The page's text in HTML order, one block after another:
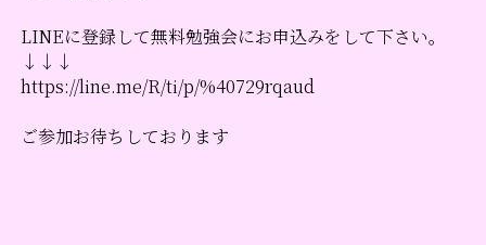
LINEに登録して無料勉強会にお申込みをして下さい。
↓↓↓
https://line.me/R/ti/p/%40729rqaud
ご参加お待ちしております